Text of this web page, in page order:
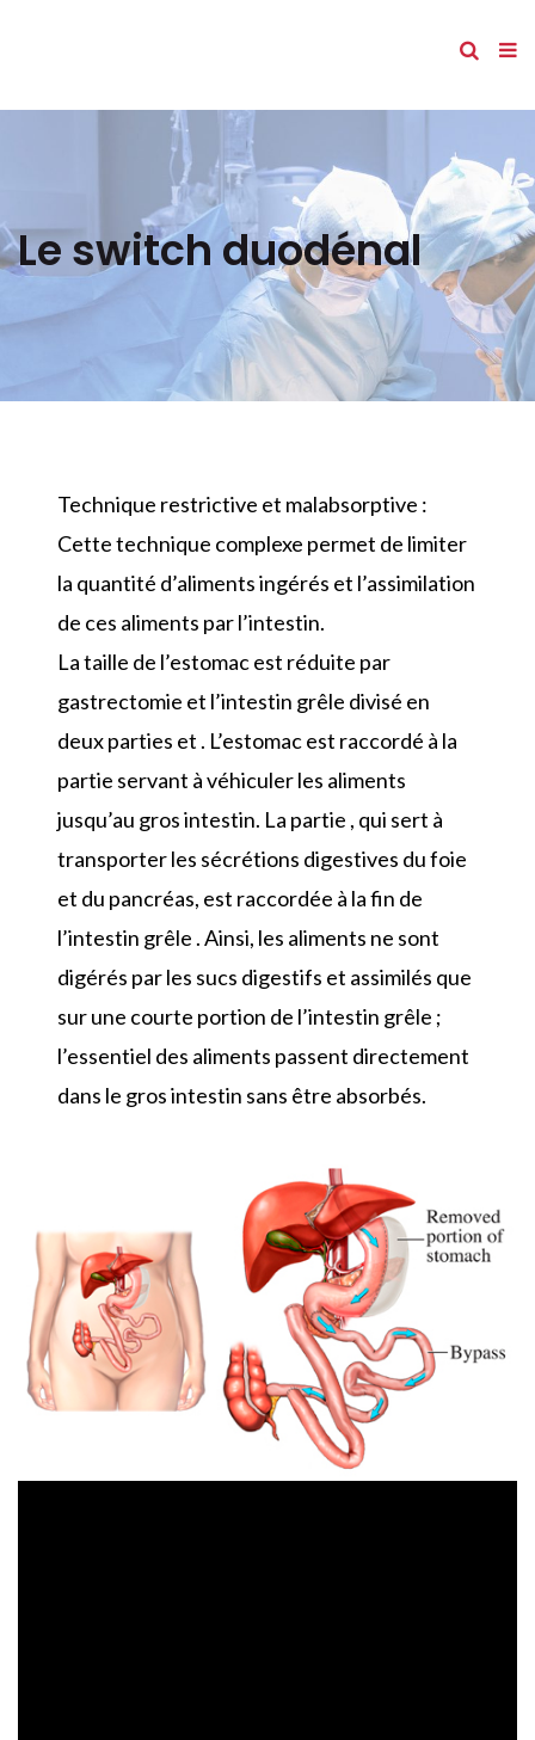
Le switch duodénal
Technique restrictive et malabsorptive :
Cette technique complexe permet de limiter
la quantité d’aliments ingérés et l’assimilation
de ces aliments par l’intestin.
La taille de l’estomac est réduite par
gastrectomie et l’intestin grêle divisé en
deux parties et . L’estomac est raccordé à la
partie servant à véhiculer les aliments
jusqu’au gros intestin. La partie , qui sert à
transporter les sécrétions digestives du foie
et du pancréas, est raccordée à la fin de
l’intestin grêle . Ainsi, les aliments ne sont
digérés par les sucs digestifs et assimilés que
sur une courte portion de l’intestin grêle ;
l’essentiel des aliments passent directement
dans le gros intestin sans être absorbés.